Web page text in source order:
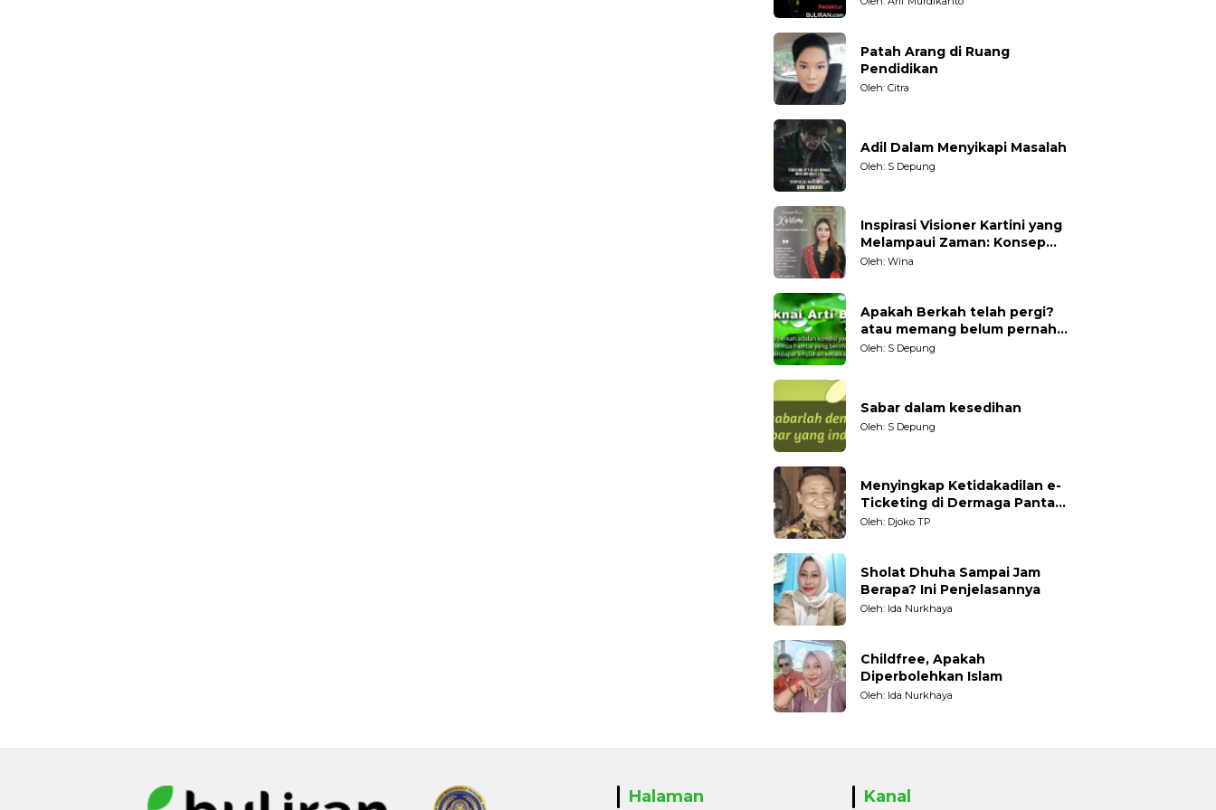
Patah Arang di Ruang
Pendidikan
Oleh: Citra
Adil Dalam Menyikapi Masalah
Oleh: S Depung
Inspirasi Visioner Kartini yang
Melampaui Zaman: Konsep
Kecakapan Hidup bagi
Oleh: Wina
Apakah Berkah telah pergi?
atau memang belum pernah
datang?
Oleh: S Depung
Sabar dalam kesedihan
Oleh: S Depung
Menyingkap Ketidakadilan e-
Ticketing di Dermaga Pantai
Kartini Jepara, terhadap
Oleh: Djoko TP
Sholat Dhuha Sampai Jam
Berapa? Ini Penjelasannya
Oleh: Ida Nurkhaya
Childfree, Apakah
Diperbolehkan Islam
Oleh: Ida Nurkhaya
Halaman Kanal